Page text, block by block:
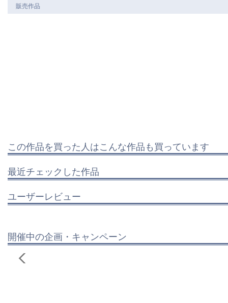
販売作品
この作品を買った人はこんな作品も買っています
最近チェックした作品
ユーザーレビュー
開催中の企画・キャンペーン